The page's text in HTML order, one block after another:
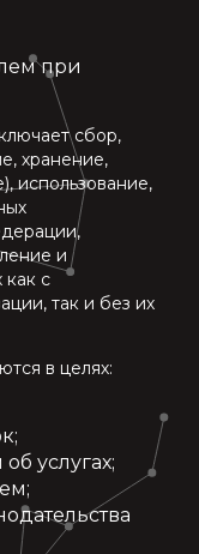
при
сбор,
хранение,
использование,
и
с
так и без их
в целях:
услугах;